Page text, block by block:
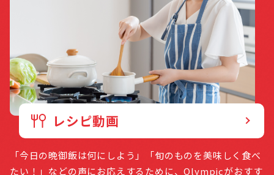
レシピ動画
「今日の晩御飯は何にしよう」「旬のものを美味しく食べ
たい！」などの声にお応えするために、Olympicがおすす